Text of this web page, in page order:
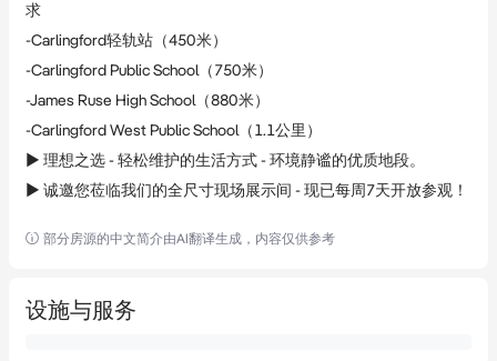
求
-Carlingford轻轨站（450米）
-Carlingford Public School（750米）
-James Ruse High School（880米）
-Carlingford West Public School（1.1公里）
► 理想之选 - 轻松维护的生活方式 - 环境静谧的优质地段。
► 诚邀您莅临我们的全尺寸现场展示间 - 现已每周7天开放参观！
部分房源的中文简介由AI翻译生成，内容仅供参考
设施与服务